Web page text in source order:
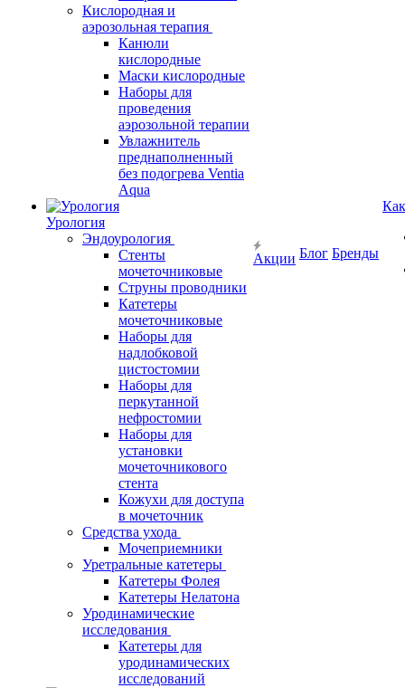
Кислородная и
аэрозольная терапия
Канюли
кислородные
Маски кислородные
Наборы для
проведения
аэрозольной терапии
Увлажнитель
преднаполненный
без подогрева Ventia
Aqua
Урология
Эндоурология
Стенты
мочеточниковые
Струны проводники
Катетеры
мочеточниковые
Наборы для
надлобковой
цистостомии
Наборы для
перкутанной
нефростомии
Наборы для
установки
мочеточникового
стента
Кожухи для доступа
в мочеточник
Средства ухода
Мочеприемники
Уретральные катетеры
Катетеры Фолея
Катетеры Нелатона
Уродинамические
исследования
Катетеры для
уродинамических
исследований
Акции Блог Бренды